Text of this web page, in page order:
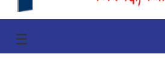
गृहपृष्ठ
भिडियो
☰